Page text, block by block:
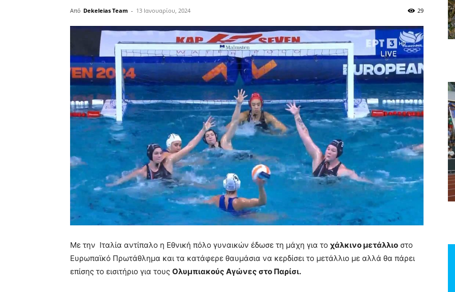
Από Dekeleias Team - 13 Ιανουαρίου, 2024 29
Με την Ιταλία αντίπαλο η Εθνική πόλο γυναικών έδωσε τη μάχη για το χάλκινο μετάλλιο στο
Ευρωπαϊκό Πρωτάθλημα και τα κατάφερε θαυμάσια να κερδίσει το μετάλλιο με αλλά θα πάρει
επίσης το εισιτήριο για τους Ολυμπιακούς Αγώνες στο Παρίσι.